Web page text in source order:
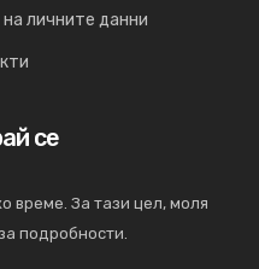
личните данни
се
време. За тази цел, моля
подробности.